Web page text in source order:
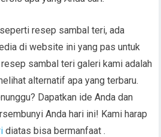
resep sambal teri, ada
di website ini yang pas untuk
sambal teri galeri kami adalah
alternatif apa yang terbaru.
Dapatkan ide Anda dan
Anda hari ini! Kami harap
diatas bisa bermanfaat .